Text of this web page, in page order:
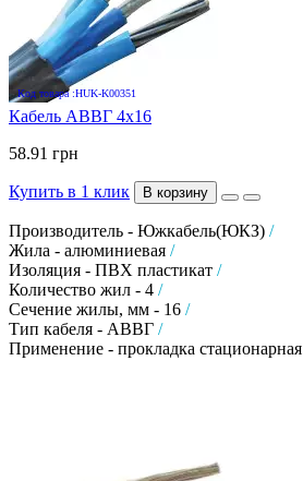
Код товара :HUK-K00351
Кабель АВВГ 4х16
58.91 грн
Купить в 1 клик В корзину
Производитель - Южкабель(ЮКЗ) /
Жила - алюминиевая /
Изоляция - ПВХ пластикат /
Количество жил - 4 /
Сечение жилы, мм - 16 /
Тип кабеля - АВВГ /
Применение - прокладка стационарная